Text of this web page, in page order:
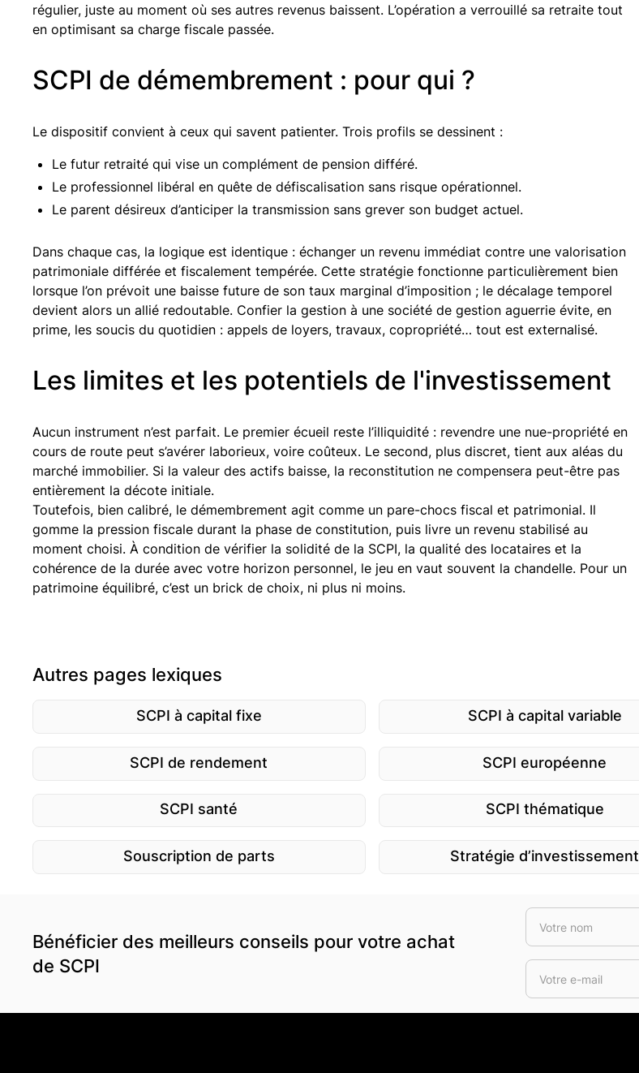
régulier, juste au moment où ses autres revenus baissent. L’opération a verrouillé sa retraite tout
en optimisant sa charge fiscale passée.
SCPI de démembrement : pour qui ?
Le dispositif convient à ceux qui savent patienter. Trois profils se dessinent :
Le futur retraité qui vise un complément de pension différé.
Le professionnel libéral en quête de défiscalisation sans risque opérationnel.
Le parent désireux d’anticiper la transmission sans grever son budget actuel.
Dans chaque cas, la logique est identique : échanger un revenu immédiat contre une valorisation
patrimoniale différée et fiscalement tempérée. Cette stratégie fonctionne particulièrement bien
lorsque l’on prévoit une baisse future de son taux marginal d’imposition ; le décalage temporel
devient alors un allié redoutable. Confier la gestion à une société de gestion aguerrie évite, en
prime, les soucis du quotidien : appels de loyers, travaux, copropriété… tout est externalisé.
Les limites et les potentiels de l'investissement
Aucun instrument n’est parfait. Le premier écueil reste l’illiquidité : revendre une nue-propriété en
cours de route peut s’avérer laborieux, voire coûteux. Le second, plus discret, tient aux aléas du
marché immobilier. Si la valeur des actifs baisse, la reconstitution ne compensera peut-être pas
entièrement la décote initiale.
Toutefois, bien calibré, le démembrement agit comme un pare-chocs fiscal et patrimonial. Il
gomme la pression fiscale durant la phase de constitution, puis livre un revenu stabilisé au
moment choisi. À condition de vérifier la solidité de la SCPI, la qualité des locataires et la
cohérence de la durée avec votre horizon personnel, le jeu en vaut souvent la chandelle. Pour un
patrimoine équilibré, c’est un brick de choix, ni plus ni moins.
Autres pages lexiques
SCPI à capital fixe SCPI à capital variable
SCPI de rendement SCPI européenne
SCPI santé SCPI thématique
Souscription de parts Stratégie d’investissement
Bénéficier des meilleurs conseils pour votre achat
de SCPI